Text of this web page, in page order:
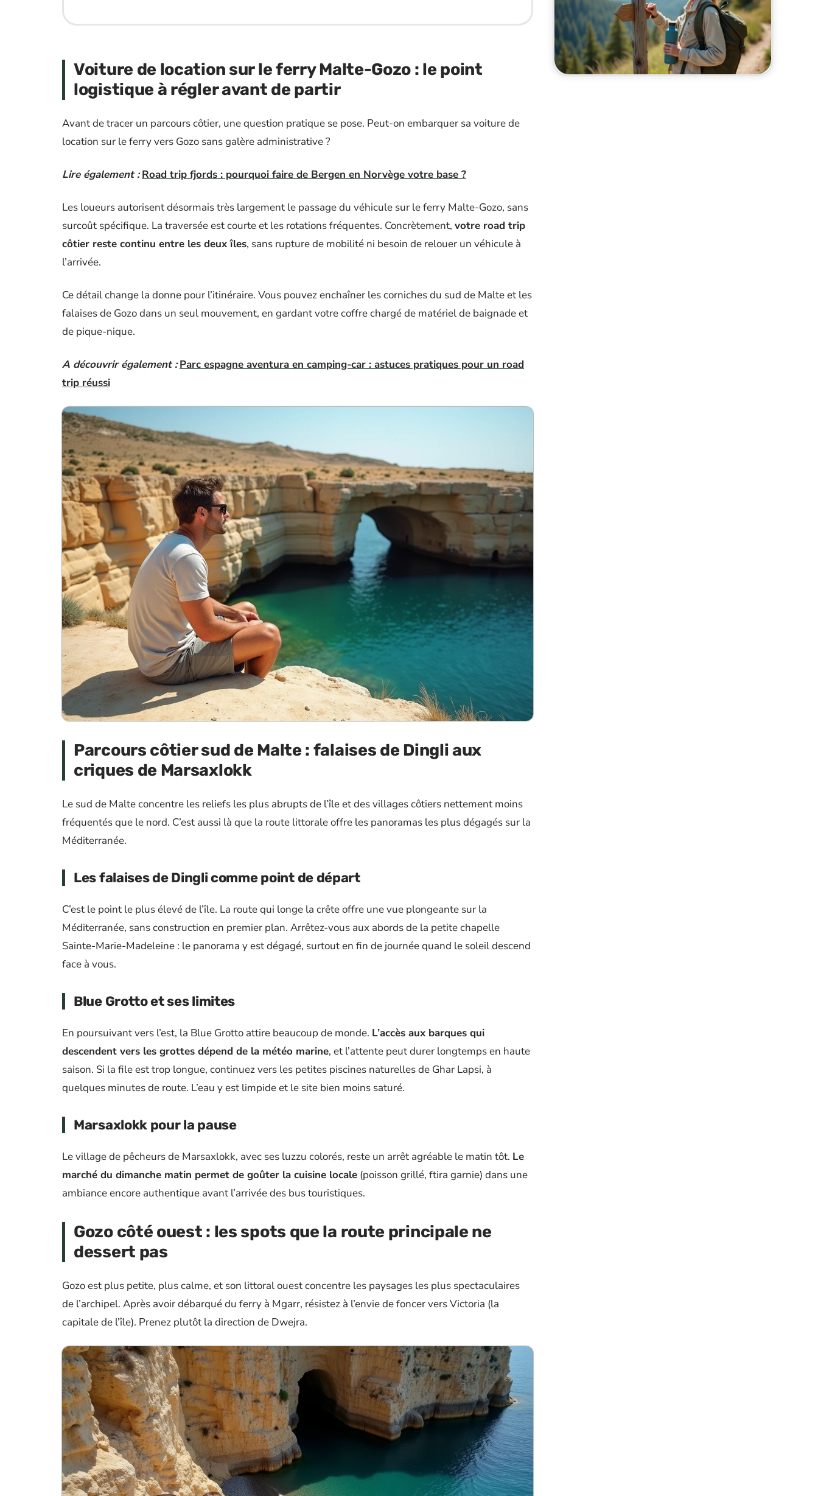
Voiture de location sur le ferry Malte-Gozo : le point
logistique à régler avant de partir
Avant de tracer un parcours côtier, une question pratique se pose. Peut-on embarquer sa voiture de
location sur le ferry vers Gozo sans galère administrative ?
Lire également : Road trip fjords : pourquoi faire de Bergen en Norvège votre base ?
Les loueurs autorisent désormais très largement le passage du véhicule sur le ferry Malte-Gozo, sans
surcoût spécifique. La traversée est courte et les rotations fréquentes. Concrètement, votre road trip
côtier reste continu entre les deux îles, sans rupture de mobilité ni besoin de relouer un véhicule à
l’arrivée.
Ce détail change la donne pour l’itinéraire. Vous pouvez enchaîner les corniches du sud de Malte et les
falaises de Gozo dans un seul mouvement, en gardant votre coffre chargé de matériel de baignade et
de pique-nique.
A découvrir également : Parc espagne aventura en camping-car : astuces pratiques pour un road
trip réussi
Parcours côtier sud de Malte : falaises de Dingli aux
criques de Marsaxlokk
Le sud de Malte concentre les reliefs les plus abrupts de l’île et des villages côtiers nettement moins
fréquentés que le nord. C’est aussi là que la route littorale offre les panoramas les plus dégagés sur la
Méditerranée.
Les falaises de Dingli comme point de départ
C’est le point le plus élevé de l’île. La route qui longe la crête offre une vue plongeante sur la
Méditerranée, sans construction en premier plan. Arrêtez-vous aux abords de la petite chapelle
Sainte-Marie-Madeleine : le panorama y est dégagé, surtout en fin de journée quand le soleil descend
face à vous.
Blue Grotto et ses limites
En poursuivant vers l’est, la Blue Grotto attire beaucoup de monde. L’accès aux barques qui
descendent vers les grottes dépend de la météo marine, et l’attente peut durer longtemps en haute
saison. Si la file est trop longue, continuez vers les petites piscines naturelles de Ghar Lapsi, à
quelques minutes de route. L’eau y est limpide et le site bien moins saturé.
Marsaxlokk pour la pause
Le village de pêcheurs de Marsaxlokk, avec ses luzzu colorés, reste un arrêt agréable le matin tôt. Le
marché du dimanche matin permet de goûter la cuisine locale (poisson grillé, ftira garnie) dans une
ambiance encore authentique avant l’arrivée des bus touristiques.
Gozo côté ouest : les spots que la route principale ne
dessert pas
Gozo est plus petite, plus calme, et son littoral ouest concentre les paysages les plus spectaculaires
de l’archipel. Après avoir débarqué du ferry à Mgarr, résistez à l’envie de foncer vers Victoria (la
capitale de l’île). Prenez plutôt la direction de Dwejra.